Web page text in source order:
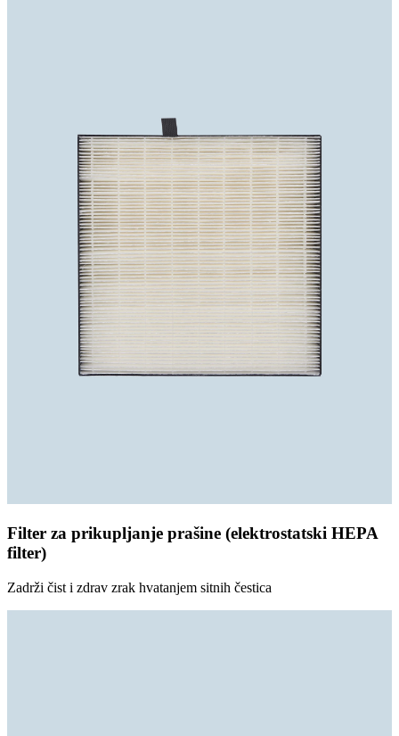
Filter za prikupljanje prašine (elektrostatski HEPA
filter)
Zadrži čist i zdrav zrak hvatanjem sitnih čestica